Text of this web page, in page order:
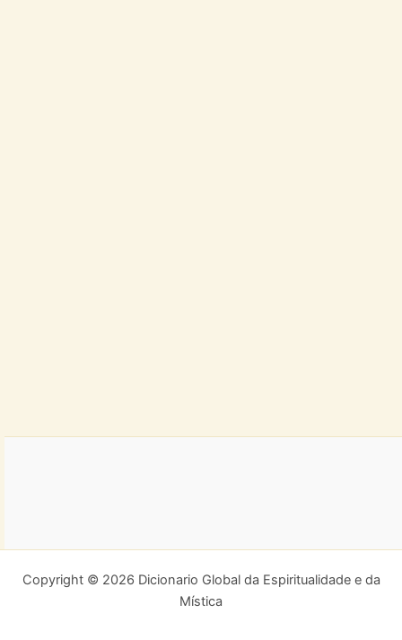
Copyright © 2026 Dicionario Global da Espiritualidade e da
Mística